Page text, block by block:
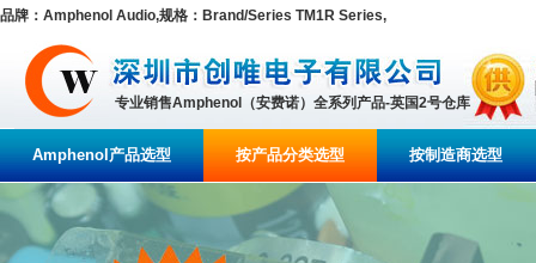
品牌：Amphenol Audio,规格：Brand/Series TM1R Series,
专业销售Amphenol（安费诺）全系列产品-英国2号仓库
Amphenol产品选型 按产品分类选型 按制造商选型